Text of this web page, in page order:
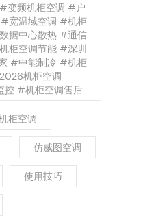
变频机柜空调 #户
宽温域空调 #机柜
据中心散热 #通信
柜空调节能 #深圳
#中能制冷 #机柜
机柜空调
#机柜空调售后
柜空调
仿威图空调
使用技巧